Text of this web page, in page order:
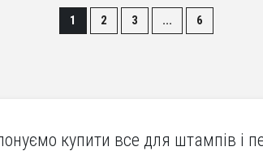
1 2 3 ... 6
купити все для штампів і